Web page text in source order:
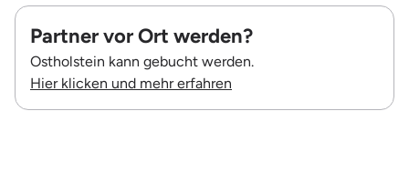
Partner vor Ort werden?
Ostholstein kann gebucht werden.
Hier klicken und mehr erfahren